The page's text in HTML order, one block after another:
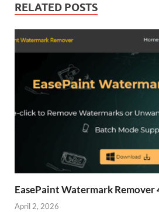
RELATED POSTS
EasePaint Watermark Remover
April 2, 2026